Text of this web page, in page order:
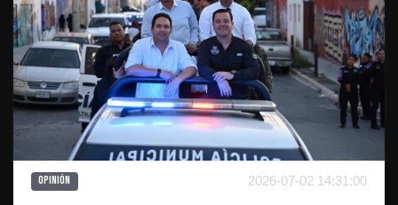
Opinión 2026-07-02 14:31:00